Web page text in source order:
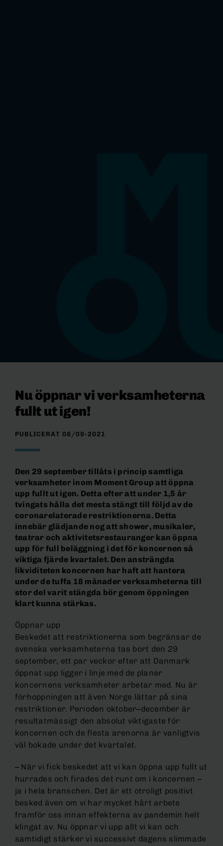
Nu öppnar vi verksamheterna
fullt ut igen!
PUBLICERAT 08/09-2021
Den 29 september tillåts i princip samtliga
verksamheter inom Moment Group att öppna
upp fullt ut igen. Detta efter att under 1,5 år
tvingats hålla det mesta stängt till följd av de
coronarelaterade restriktionerna. Detta
innebär glädjande nog att shower, musikaler,
teatrar och aktivitetsrestauranger kan öppna
upp för full beläggning i det för koncernen så
viktiga fjärde kvartalet. Den ansträngda
likviditeten koncernen har haft att hantera
under de tuffa 18 månader verksamheterna till
stor del varit stängda bör genom öppningen
klart kunna stärkas.
Öppnar upp
Beskedet att restriktionerna som begränsar de
svenska verksamheterna tas bort den 29
september, ett par veckor efter att Danmark
öppnat upp ligger i linje med de planer
koncernens verksamheter arbetar med. Nu är
förhoppningen att även Norge lättar på sina
restriktioner. Perioden oktober–december är
resultatmässigt den absolut viktigaste för
koncernen och de flesta arenorna är vanligtvis
väl bokade under det kvartalet.
– När vi fick beskedet att vi kan öppna upp fullt ut
hurrades och firades det runt om i koncernen –
ja i hela branschen. Det är ett otroligt positivt
besked även om vi har mycket hårt arbete
framför oss innan effekterna av pandemin helt
klingat av. Nu öppnar vi upp allt vi kan och
samtidigt stärker vi successivt dagens slimmade